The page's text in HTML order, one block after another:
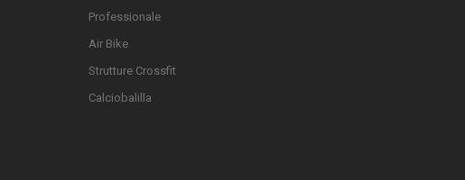
Professionale
Air Bike
Strutture Crossfit
Calciobalilla